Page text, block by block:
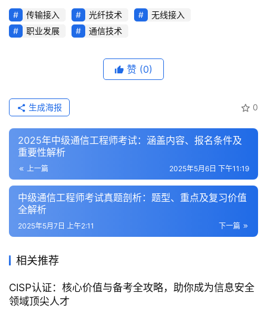
传输接入 光纤技术
无线接入
职业发展
通信技术
赞 (0)
0
生成海报
2025年中级通信工程师考试：涵盖内容、报名条件及
重要性解析
上一篇 2025年5月6日 下午11:19
中级通信工程师考试真题剖析：题型、重点及复习价值
全解析
下一篇
2025年5月7日 上午2:11
相关推荐
CISP认证：核心价值与备考全攻略，助你成为信息安全
领域顶尖人才